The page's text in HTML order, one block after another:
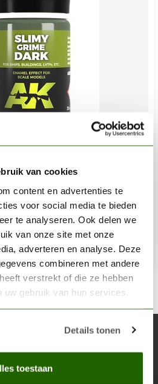
van cookies
content en advertenties te
voor social media te bieden
te analyseren. Ook delen we
van onze site met onze
adverteren en analyse. Deze
combineren met andere
verstrekt of die ze hebben
gebruik van hun services.
Details tonen
toestaan
Weathering - 35ml - AK026
€3,75
over onze laatste acties